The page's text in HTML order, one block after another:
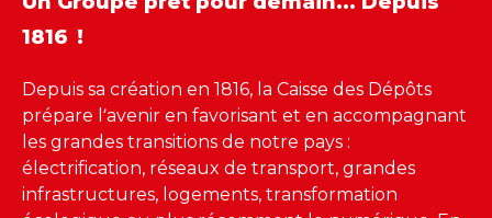
1816 !
Depuis sa création en 1816, la Caisse des Dépôts
prépare l’avenir en favorisant et en accompagnant
les grandes transitions de notre pays :
électrification, réseaux de transport, grandes
infrastructures, logements, transformation